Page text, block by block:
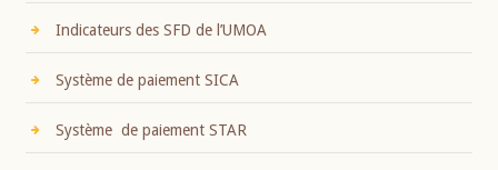
Indicateurs des SFD de l’UMOA
Système de paiement SICA
Système de paiement STAR